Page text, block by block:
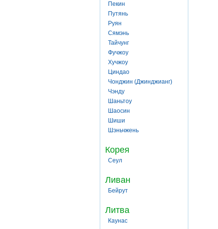
Пекин
Путянь
Руян
Сямэнь
Тайчунг
Фучжоу
Хучжоу
Циндао
Чонджин (Джинджианг)
Чэнду
Шаньтоу
Шаосин
Шиши
Шэньчжень
Корея
Сеул
Ливан
Бейрут
Литва
Каунас